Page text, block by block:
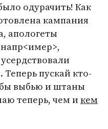
одурачить! Как
кампания
апологеты
напр<имер>,
пускай кто-
выбью и штаны
теперь, чем икем